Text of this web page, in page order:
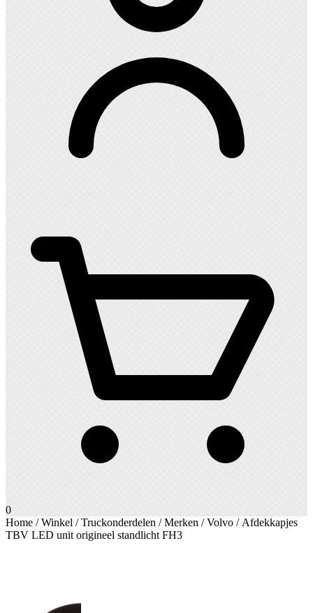
0
Home /Winkel /Truckonderdelen /Merken /Volvo / Afdekkapjes
TBV LED unit origineel standlicht FH3